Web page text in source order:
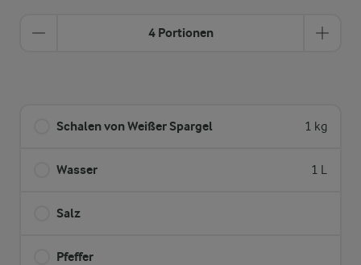
4 Portionen
Schalen von Weißer Spargel 1 kg
Wasser 1 L
Salz
Pfeffer